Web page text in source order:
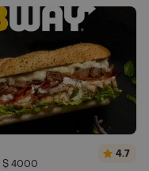
$ 4000
4.7